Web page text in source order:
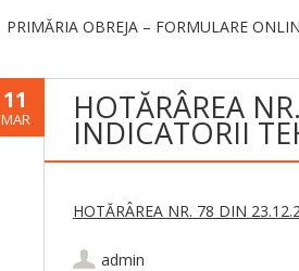
PRIMĂRIA OBREJA – FORMULARE
11
MAR HOTĂRÂREA
INDICATORII
HOTĂRÂREA NR. 78 DIN
admin